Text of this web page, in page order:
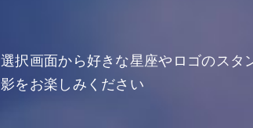
選択画面から好きな星座やロゴのスタ
影をお楽しみください